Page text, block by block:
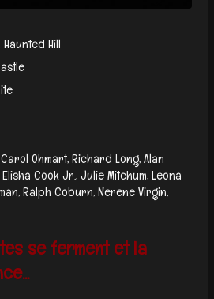
Hill
Ohmart, Richard Long, Alan
Cook Jr., Julie Mitchum, Leona
Ralph Coburn, Nerene Virgin,
se ferment et la